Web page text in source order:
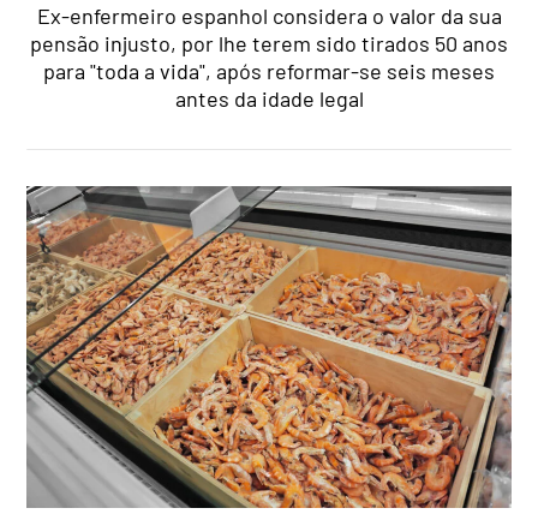
Ex-enfermeiro espanhol considera o valor da sua
pensão injusto, por lhe terem sido tirados 50 anos
para "toda a vida", após reformar-se seis meses
antes da idade legal